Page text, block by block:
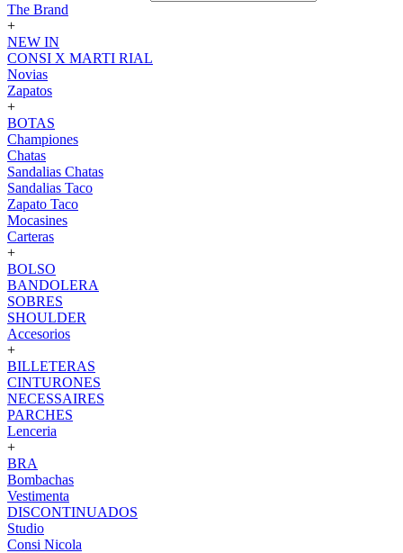
The Brand
+
NEW IN
CONSI X MARTI RIAL
Novias
Zapatos
+
BOTAS
Championes
Chatas
Sandalias Chatas
Sandalias Taco
Zapato Taco
Mocasines
Carteras
+
BOLSO
BANDOLERA
SOBRES
SHOULDER
Accesorios
+
BILLETERAS
CINTURONES
NECESSAIRES
PARCHES
Lenceria
+
BRA
Bombachas
Vestimenta
DISCONTINUADOS
Studio
Consi Nicola